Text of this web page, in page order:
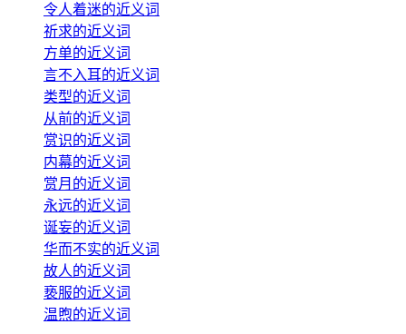
令人着迷的近义词
祈求的近义词
方单的近义词
言不入耳的近义词
类型的近义词
从前的近义词
赏识的近义词
内幕的近义词
赏月的近义词
永远的近义词
诞妄的近义词
华而不实的近义词
故人的近义词
亵服的近义词
温煦的近义词